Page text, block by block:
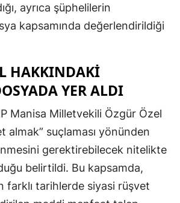
ayrıca şüphelilerin
kapsamında değerlendirildiği
HAKKINDAKI
YER ALDI
Manisa Milletvekili Özgür Özel
almak” suçlaması yönünden
gerektirebilecek nitelikte
belirtildi. Bu kapsamda,
farklı tarihlerde siyasi rüşvet